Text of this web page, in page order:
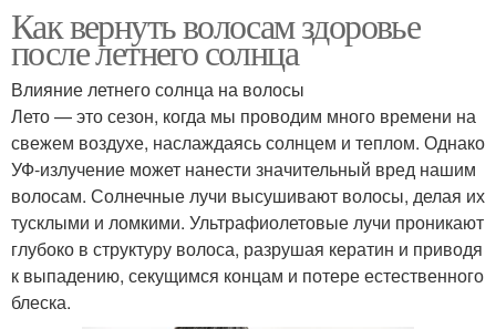
Как вернуть волосам здоровье
после летнего солнца
Влияние летнего солнца на волосы
Лето — это сезон, когда мы проводим много времени на
свежем воздухе, наслаждаясь солнцем и теплом. Однако
УФ-излучение может нанести значительный вред нашим
волосам. Солнечные лучи высушивают волосы, делая их
тусклыми и ломкими. Ультрафиолетовые лучи проникают
глубоко в структуру волоса, разрушая кератин и приводя
к выпадению, секущимся концам и потере естественного
блеска.